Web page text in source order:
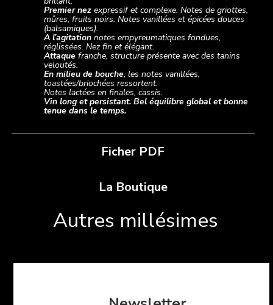
Premier nez expressif et complexe. Notes de griottes,
mûres, fruits noirs. Notes vanillées et épicées douces
(balsamiques).
A l’agitationnotes empyreumatiques fondues,
réglissées. Nez fin et élégant.
Attaquefranche, structure présente avec des tanins
veloutés.
En milieu de bouche, les notes vanillées,
toastées/briochées ressortent.
Notes lactées en finales, cassis.
Vin long et persistant. Bel équilibre global et bonne
tenue dans le temps.
Ficher PDF
La Boutique
Autres millésimes